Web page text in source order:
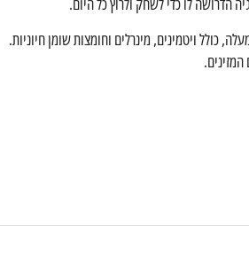
כולל ויטמינים, מינרלים וחומצות שומן חיוניות.